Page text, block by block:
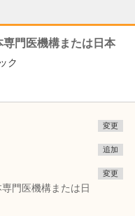
門医機構または日本
ク
変更
追加
門医機構または日
変更